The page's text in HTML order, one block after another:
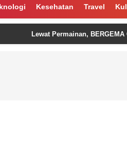
Bangsa Kesehatan Travel
Lewat Permainan, BERGEMA Garut